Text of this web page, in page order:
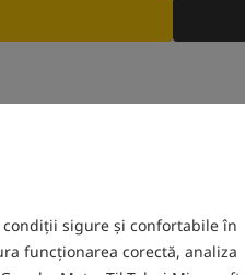
sigure și confortabile în
funcționarea corectă, analiza